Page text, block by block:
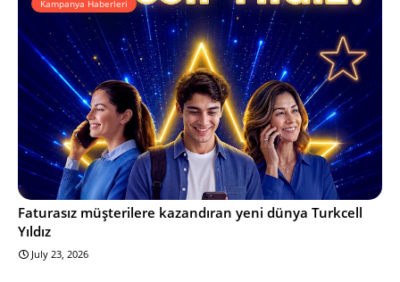
Kampanya Haberleri
Faturasız müşterilere kazandıran yeni dünya Turkcell
Yıldız
July 23, 2026